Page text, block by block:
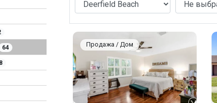
64 Продажа / Дом